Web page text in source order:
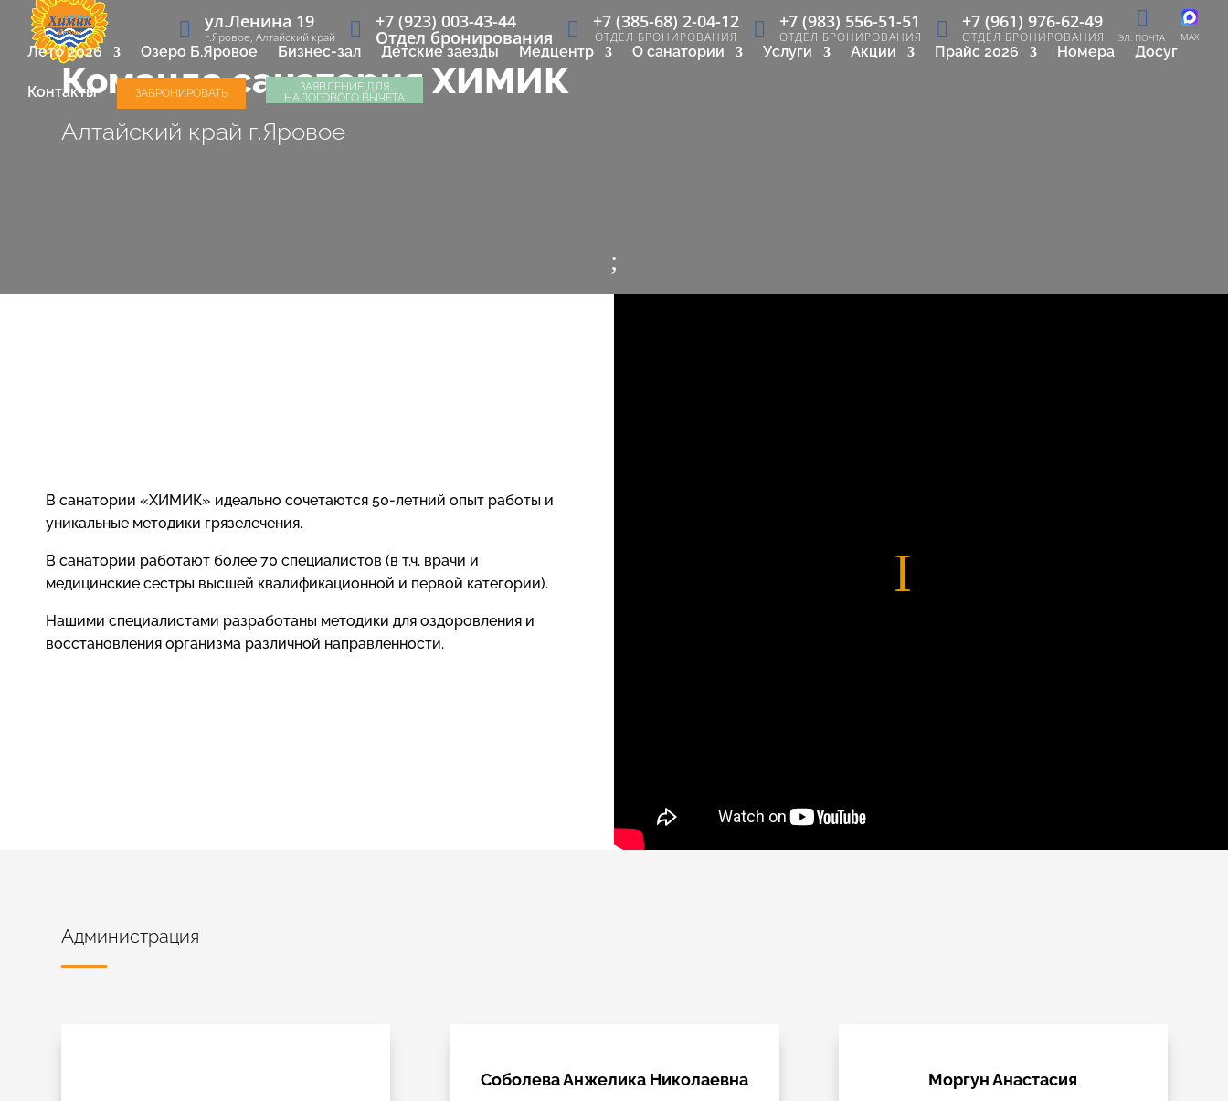
ул.Ленина 19
г.Яровое, Алтайский край
+7 (923) 003-43-44
Отдел бронирования
+7 (385-68) 2-04-12
ОТДЕЛ БРОНИРОВАНИЯ
+7 (983) 556-51-51
ОТДЕЛ БРОНИРОВАНИЯ
+7 (961) 976-62-49
ОТДЕЛ БРОНИРОВАНИЯ ЭЛ. ПОЧТА MAX
Лето 2026 Озеро Б.Яровое Бизнес-зал Детские заезды Медцентр О санатории Услуги Акции Прайс 2026 Номера Досуг
Контакты ЗАБРОНИРОВАТЬ
ЗАЯВЛЕНИЕ ДЛЯ
НАЛОГОВОГО ВЫЧЕТА
Команда санатория ХИМИК
Алтайский край г.Яровое
;
В санатории «ХИМИК» идеально сочетаются 50-летний опыт работы и
уникальные методики грязелечения.
В санатории работают более 70 специалистов (в т.ч. врачи и
медицинские сестры высшей квалификационной и первой категории).
Нашими специалистами разработаны методики для оздоровления и
восстановления организма различной направленности.
Администрация
Соболева Анжелика Николаевна Моргун Анастасия